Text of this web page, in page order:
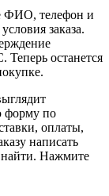
ФИО, телефон и
заказа.
останется
форму по
оплаты,
написать
найти. Нажмите